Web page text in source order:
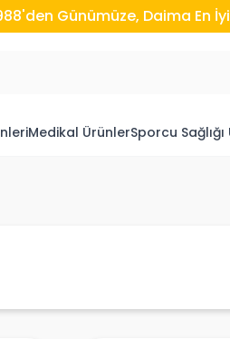
Günümüze, Daima En
Medikal ÜrünlerSporcu